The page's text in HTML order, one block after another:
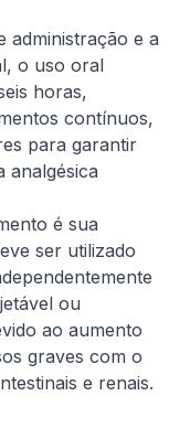
administração e a
o uso oral
horas,
contínuos,
para garantir
analgésica
é sua
ser utilizado
ou
ao aumento
graves com o
e renais.